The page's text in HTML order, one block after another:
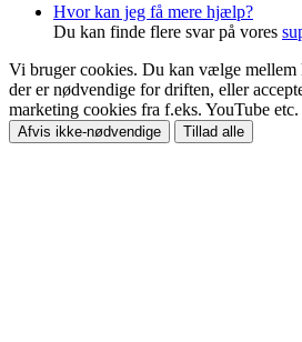
Hvor kan jeg få mere hjælp?
Du kan finde flere svar på vores
Vi bruger cookies. Du kan vælge mellem
der er nødvendige for driften, eller
marketing cookies fra f.eks. YouTube etc.
Afvis ikke-nødvendige Tillad alle